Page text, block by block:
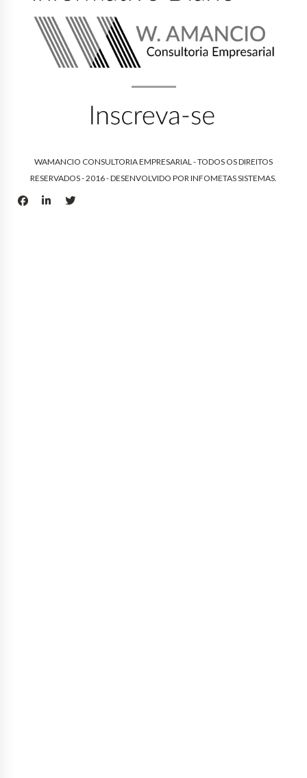
WAMANCIO CONSULTORIA EMPRESARIAL - TODOS OS DIREITOS
RESERVADOS - 2016 - DESENVOLVIDO PORINFOMETAS SISTEMAS.